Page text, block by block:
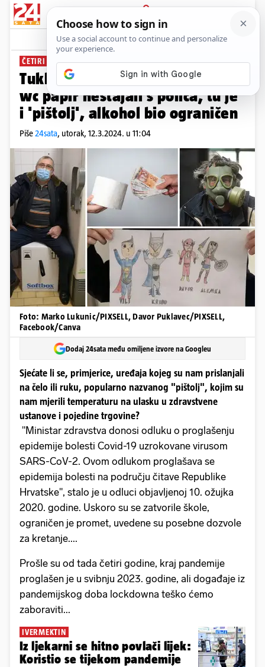
PRIJAVA
News Komentari
ČETIRI GODINE OD PROGLAŠENJA EPIDEMIJE
Tukli loncima za stožer, brašno i
wc papir nestajali s polica, tu je
i 'pištolj', alkohol bio ograničen
Piše24sata, utorak, 12.3.2024. u 11:04
Foto: Marko Lukunic/PIXSELL, Davor Puklavec/PIXSELL,
Facebook/Canva
Dodaj 24sata među omiljene izvore na Googleu
Sjećate li se, primjerice, uređaja kojeg su nam prislanjali
na čelo ili ruku, popularno nazvanog "pištolj", kojim su
nam mjerili temperaturu na ulasku u zdravstvene
ustanove i pojedine trgovine?
"Ministar zdravstva donosi odluku o proglašenju
epidemije bolesti Covid-19 uzrokovane virusom
SARS-CoV-2. Ovom odlukom proglašava se
epidemija bolesti na području čitave Republike
Hrvatske", stalo je u odluci objavljenoj 10. ožujka
2020. godine. Uskoro su se zatvorile škole,
ograničen je promet, uvedene su posebne dozvole
za kretanje....
Prošle su od tada četiri godine, kraj pandemije
proglašen je u svibnju 2023. godine, ali događaje iz
pandemijskog doba lockdowna teško ćemo
zaboraviti...
IVERMEKTIN
Iz ljekarni se hitno povlači lijek:
Koristio se tijekom pandemije